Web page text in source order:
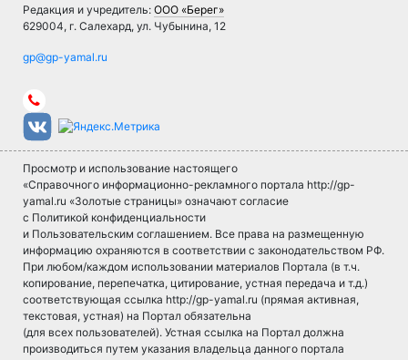
Редакция и учредитель: ООО «Берег»
629004, г. Салехард, ул. Чубынина, 12
Просмотр и использование настоящего
«Справочного информационно-рекламного портала http://gp-
yamal.ru «Золотые страницы» означают согласие
с Политикой конфиденциальности
и Пользовательским соглашением. Все права на размещенную
информацию охраняются в соответствии с законодательством РФ.
При любом/каждом использовании материалов Портала (в т.ч.
копирование, перепечатка, цитирование, устная передача и т.д.)
соответствующая ссылка http://gp-yamal.ru (прямая активная,
текстовая, устная) на Портал обязательна
(для всех пользователей). Устная ссылка на Портал должна
производиться путем указания владельца данного портала